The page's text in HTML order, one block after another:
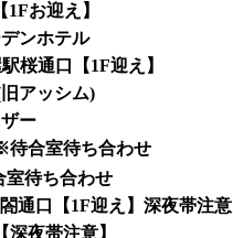
お迎え】
ンホテル
桜通口【1F迎え】
アッシム)
ー
合室待ち合わせ
室待ち合わせ
通口【1F迎え】深夜帯注意
夜帯注意】